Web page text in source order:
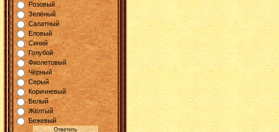
Розовый
Зелёный
Салатный
Еловый
Синий
Голубой
Фиолетовый
Чёрный
Серый
Коричневый
Белый
Жёлтый
Бежевый